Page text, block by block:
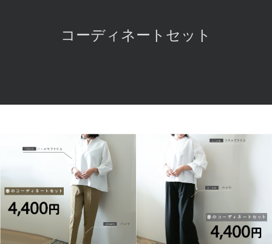
コーディネートセット